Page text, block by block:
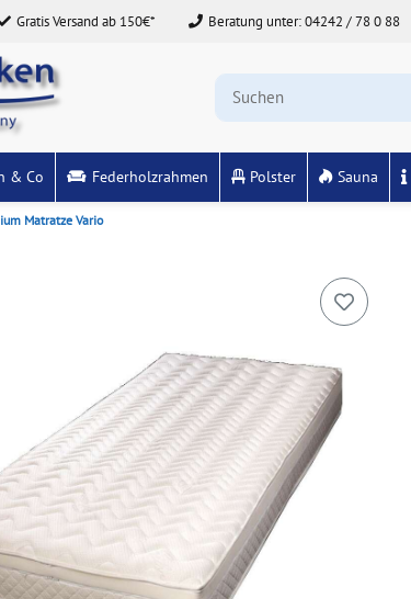
Gratis Versand ab 150€* Beratung unter: 04242 / 78 0 88
& Co Federholzrahmen Polster Sauna
Matratze Vario